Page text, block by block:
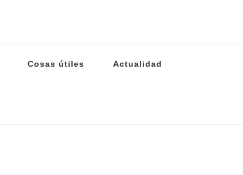
Cosas útiles Actualidad